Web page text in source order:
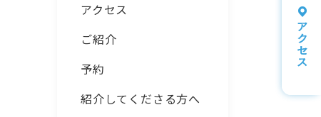
アクセス
ご紹介
予約
紹介してくださる方へ